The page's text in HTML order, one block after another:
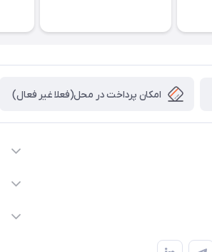
امکان پرداخت در محل(فعلا غیر فعال)